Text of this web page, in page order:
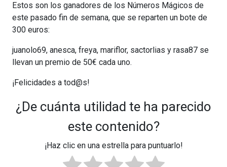
Estos son los ganadores de los Números Mágicos de
este pasado fin de semana, que se reparten un bote de
300 euros:
juanolo69, anesca, freya, mariflor, sactorlias y rasa87 se
llevan un premio de 50€ cada uno.
¡Felicidades a tod@s!
¿De cuánta utilidad te ha parecido
este contenido?
¡Haz clic en una estrella para puntuarlo!